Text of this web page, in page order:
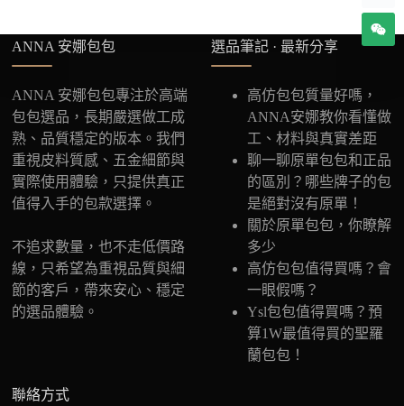
ANNA 安娜包包
ANNA 安娜包包專注於高端
包包選品，長期嚴選做工成
熟、品質穩定的版本。我們
重視皮料質感、五金細節與
實際使用體驗，只提供真正
值得入手的包款選擇。
不追求數量，也不走低價路
線，只希望為重視品質與細
節的客戶，帶來安心、穩定
的選品體驗。
選品筆記 · 最新分享
高仿包包質量好嗎，
ANNA安娜教你看懂做
工、材料與真實差距
聊一聊原單包包和正品
的區別？哪些牌子的包
是絕對沒有原單！
關於原單包包，你瞭解
多少
高仿包包值得買嗎？會
一眼假嗎？
Ysl包包值得買嗎？預
算1W最值得買的聖羅
蘭包包！
聯絡方式